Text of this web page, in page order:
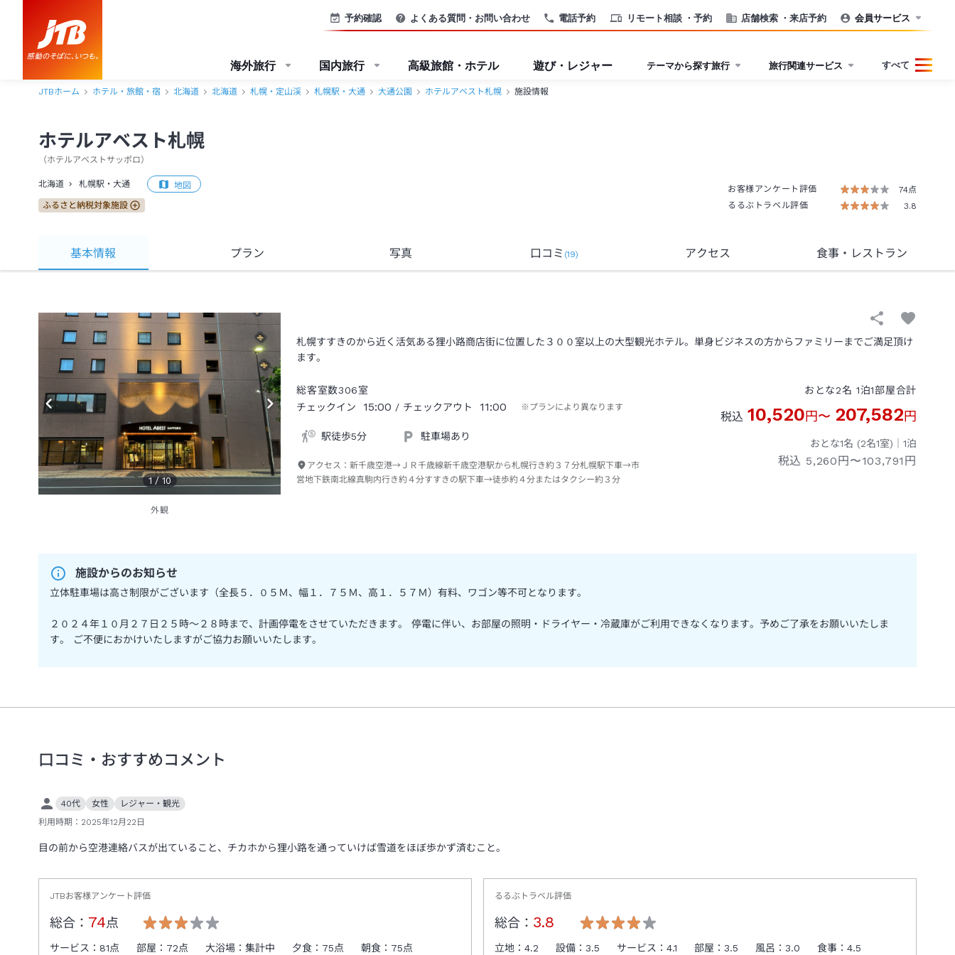
電話予約 リモート相談 ・予約 店舗検索 ・来店予約
予約確認 よくある質問・お問い合わせ 会員サービス
海外旅行 国内旅行 高級旅館・ホテル 遊び・レジャー テーマから探す旅行 旅行関連サービス すべて
JTBホーム ホテル・旅館・宿 北海道 北海道 札幌・定山渓 札幌駅・大通 大通公園 ホテルアベスト札幌 施設情報
ホテルアベスト札幌
（ホテルアベストサッポロ）
北海道 札幌駅・大通 地図
ふるさと納税対象施設
お客様アンケート評価
74点
るるぶトラベル評価
3.8
基本情報 プラン 写真 口コミ (19) アクセス 食事・レストラン
1 / 10
外観
札幌すすきのから近く活気ある狸小路商店街に位置した３００室以上の大型観光ホテル。単身ビジネスの方からファミリーまでご満足頂け
ます。
総客室数306室
チェックイン
15:00 / チェックアウト 11:00 ※プランにより異なります
駅徒歩5分 駐車場あり
アクセス：新千歳空港→ＪＲ千歳線新千歳空港駅から札幌行き約３７分札幌駅下車→市
営地下鉄南北線真駒内行き約４分すすきの駅下車→徒歩約４分またはタクシー約３分
おとな2名 1泊1部屋合計
税込 10,520円〜 207,582円
おとな1名 (2名1室)｜ 1泊
税込 5,260円〜103,791円
施設からのお知らせ
立体駐車場は高さ制限がございます（全長５．０５Ｍ、幅１．７５Ｍ、高１．５７Ｍ）有料、ワゴン等不可となります。
２０２４年１０月２７日２５時～２８時まで、計画停電をさせていただきます。 停電に伴い、お部屋の照明・ドライヤー・冷蔵庫がご利用できなくなります。予めご了承をお願いいたしま
す。 ご不便におかけいたしますがご協力お願いいたします。
口コミ・おすすめコメント
40代 女性
レジャー・観光
利用時期： 2025年12月22日
目の前から空港連絡バスが出ていること、チカホから狸小路を通っていけば雪道をほぼ歩かず済むこと。
JTBお客様アンケート評価
総合： 74点
サービス： 81点 部屋： 72点 大浴場： 集計中 夕食： 75点 朝食： 75点
るるぶトラベル評価
総合： 3.8
立地：4.2 設備：3.5 サービス：4.1 部屋：3.5 風呂：3.0 食事：4.5